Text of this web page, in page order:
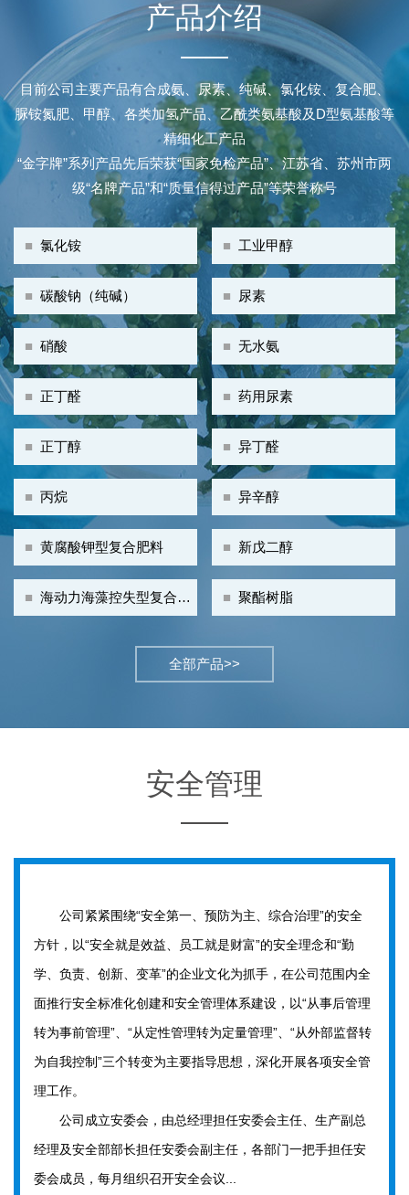
产品介绍
目前公司主要产品有合成氨、尿素、纯碱、氯化铵、复合肥、
脲铵氮肥、甲醇、各类加氢产品、乙酰类氨基酸及D型氨基酸等
精细化工产品
“金字牌”系列产品先后荣获“国家免检产品”、江苏省、苏州市两
级“名牌产品”和“质量信得过产品”等荣誉称号
■ 工业甲醇
■ 氯化铵
■ 尿素
■ 碳酸钠（纯碱）
■无水氨
■ 硝酸
■药用尿素
■ 正丁醛
■异丁醛
■ 正丁醇
■异辛醇
■ 丙烷
■ 新戊二醇
■ 黄腐酸钾型复合肥料
■聚酯树脂
■ 海动力海藻控失型复合肥
全部产品>>
安全管理
公司紧紧围绕“安全第一、预防为主、综合治理”的安全
方针，以“安全就是效益、员工就是财富”的安全理念和“勤
学、负责、创新、变革”的企业文化为抓手，在公司范围内全
面推行安全标准化创建和安全管理体系建设，以“从事后管理
转为事前管理”、“从定性管理转为定量管理”、“从外部监督转
为自我控制”三个转变为主要指导思想，深化开展各项安全管
理工作。
公司成立安委会，由总经理担任安委会主任、生产副总
经理及安全部部长担任安委会副主任，各部门一把手担任安
委会成员，每月组织召开安全会议...